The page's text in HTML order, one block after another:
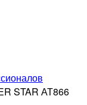
STAR АТ866